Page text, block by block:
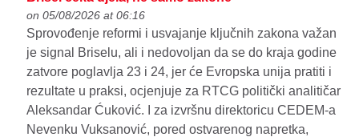
on 05/08/2026 at 06:16
Sprovođenje reformi i usvajanje ključnih zakona važan
je signal Briselu, ali i nedovoljan da se do kraja godine
zatvore poglavlja 23 i 24, jer će Evropska unija pratiti i
rezultate u praksi, ocjenjuje za RTCG politički analitičar
Aleksandar Ćuković. I za izvršnu direktoricu CEDEM-a
Nevenku Vuksanović, pored ostvarenog napretka,